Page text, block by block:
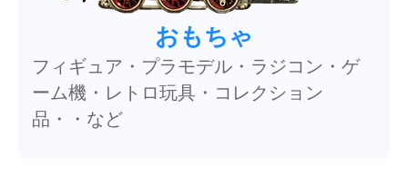
おもちゃ
フィギュア・プラモデル・ラジコン・ゲ
ーム機・レトロ玩具・コレクション
品・・など